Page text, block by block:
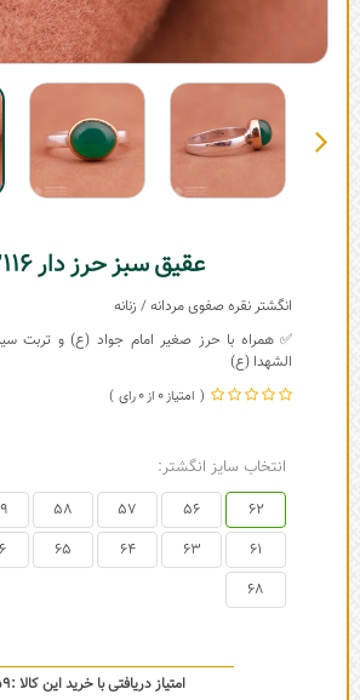
عقیق سبز حرز دار D2116
انگشتر نقره صفوی مردانه / زنانه
✅ همراه با حرز صغیر امام جواد (ع) و تربت
الشهدا (ع)
0
0
انتخاب سایز انگشتر:
62
56
57
58
61
63
64
65
68
امتیاز دریافتی با خرید این کالا :